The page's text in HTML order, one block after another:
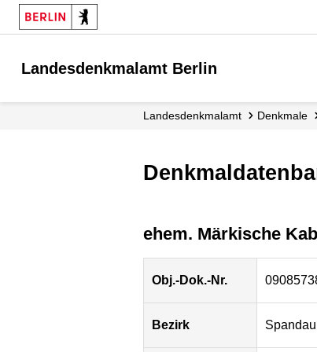
Landesdenkmalamt Berlin
Landesdenkmalamt Denkmale
ehem. Märkische
Obj.-Dok.-Nr.
Bezirk Spandau